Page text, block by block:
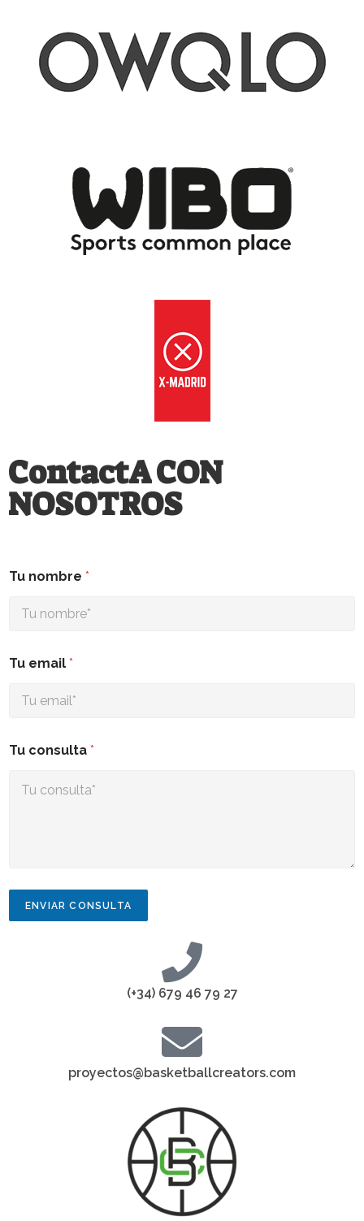
ContactA CON
NOSOTROS
Tu nombre *
Tu email *
Tu consulta *
ENVIAR CONSULTA
(+34) 679 46 79 27
proyectos@basketballcreators.com